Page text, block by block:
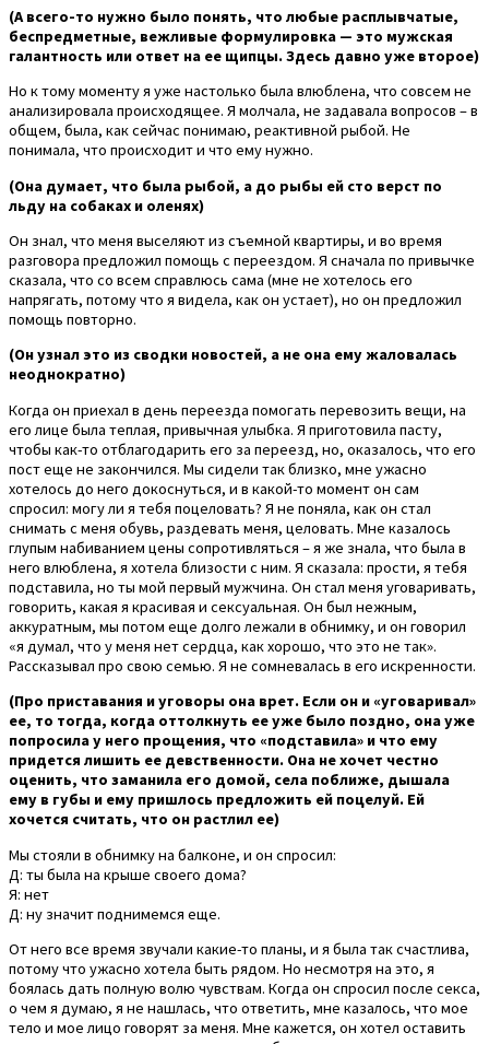
(А всего-то нужно было понять, что любые расплывчатые,
беспредметные, вежливые формулировка — это мужская
галантность или ответ на ее щипцы. Здесь давно уже второе)
Но к тому моменту я уже настолько была влюблена, что совсем не
анализировала происходящее. Я молчала, не задавала вопросов – в
общем, была, как сейчас понимаю, реактивной рыбой. Не
понимала, что происходит и что ему нужно.
(Она думает, что была рыбой, а до рыбы ей сто верст по
льду на собаках и оленях)
Он знал, что меня выселяют из съемной квартиры, и во время
разговора предложил помощь с переездом. Я сначала по привычке
сказала, что со всем справлюсь сама (мне не хотелось его
напрягать, потому что я видела, как он устает), но он предложил
помощь повторно.
(Он узнал это из сводки новостей, а не она ему жаловалась
неоднократно)
Когда он приехал в день переезда помогать перевозить вещи, на
его лице была теплая, привычная улыбка. Я приготовила пасту,
чтобы как-то отблагодарить его за переезд, но, оказалось, что его
пост еще не закончился. Мы сидели так близко, мне ужасно
хотелось до него докоснуться, и в какой-то момент он сам
спросил: могу ли я тебя поцеловать? Я не поняла, как он стал
снимать с меня обувь, раздевать меня, целовать. Мне казалось
глупым набиванием цены сопротивляться – я же знала, что была в
него влюблена, я хотела близости с ним. Я сказала: прости, я тебя
подставила, но ты мой первый мужчина. Он стал меня уговаривать,
говорить, какая я красивая и сексуальная. Он был нежным,
аккуратным, мы потом еще долго лежали в обнимку, и он говорил
«я думал, что у меня нет сердца, как хорошо, что это не так».
Рассказывал про свою семью. Я не сомневалась в его искренности.
(Про приставания и уговоры она врет. Если он и «уговаривал»
ее, то тогда, когда оттолкнуть ее уже было поздно, она уже
попросила у него прощения, что «подставила» и что ему
придется лишить ее девственности. Она не хочет честно
оценить, что заманила его домой, села поближе, дышала
ему в губы и ему пришлось предложить ей поцелуй. Ей
хочется считать, что он растлил ее)
Мы стояли в обнимку на балконе, и он спросил:
Д: ты была на крыше своего дома?
Я: нет
Д: ну значит поднимемся еще.
От него все время звучали какие-то планы, и я была так счастлива,
потому что ужасно хотела быть рядом. Но несмотря на это, я
боялась дать полную волю чувствам. Когда он спросил после секса,
о чем я думаю, я не нашлась, что ответить, мне казалось, что мое
тело и мое лицо говорят за меня. Мне кажется, он хотел оставить